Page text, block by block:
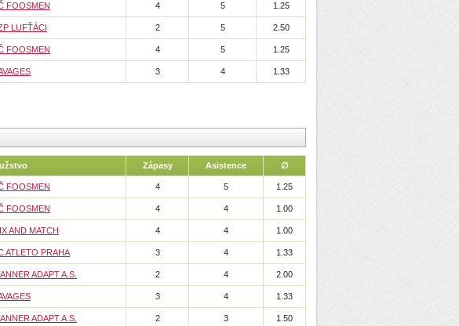
FOOSMEN 4 5 1.25
LUFŤÁCI 2 5 2.50
FOOSMEN 4 5 1.25
3 4 1.33
Zápasy Asistence ∅
FOOSMEN 4 5 1.25
FOOSMEN 4 4 1.00
AND MATCH 4 4 1.00
ATLETO PRAHA 3 4 1.33
ADAPT A.S. 2 4 2.00
3 4 1.33
ADAPT A.S. 2 3 1.50